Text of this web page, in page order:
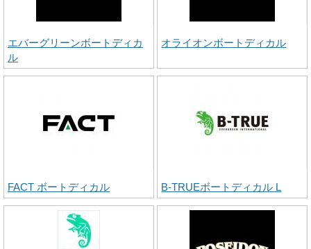
エバーグリーンボートディカ
ル
オライオンボートディカル
FACT ボートディカル B-TRUEボートディカル L